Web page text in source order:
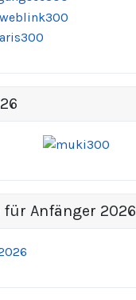
für Anfänger 2026